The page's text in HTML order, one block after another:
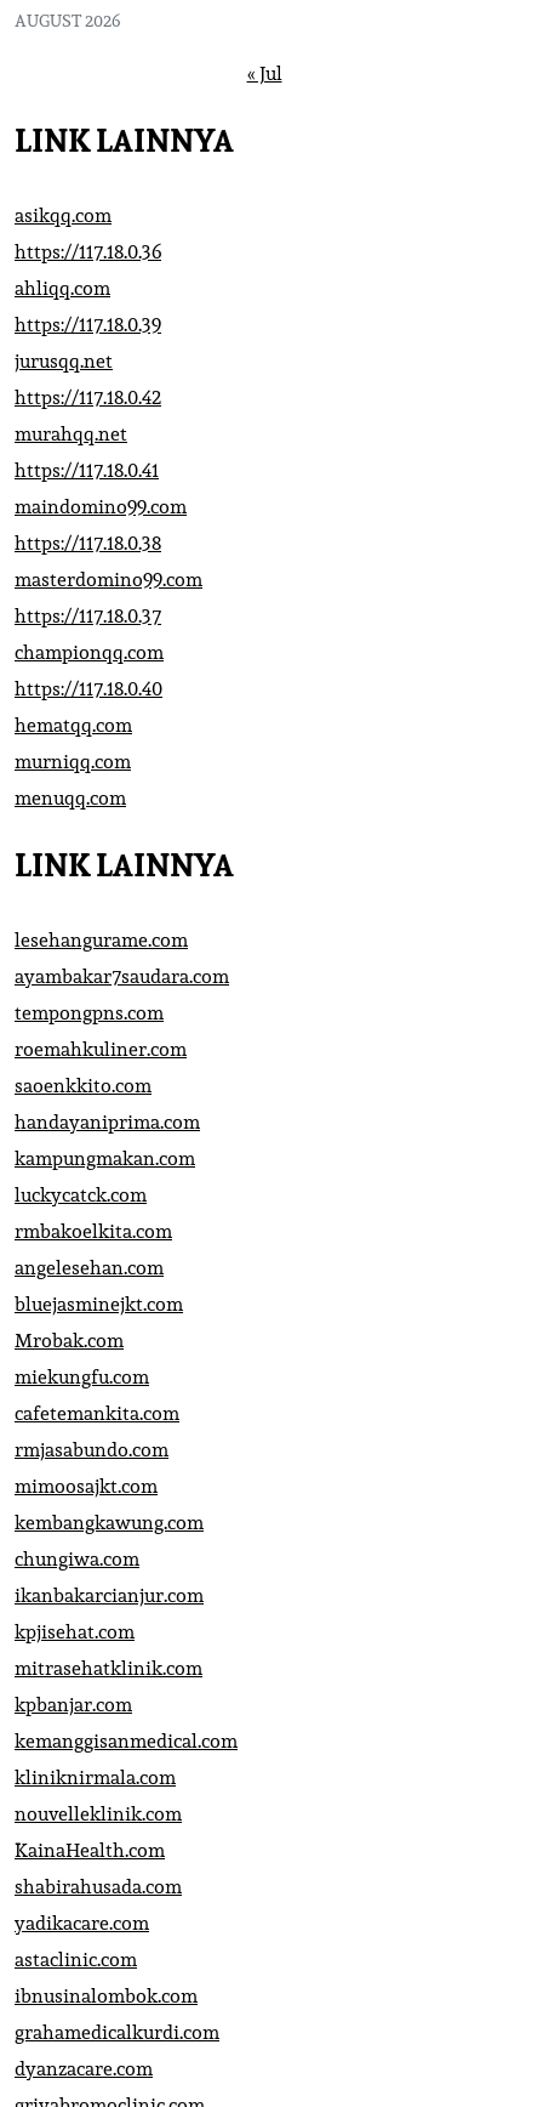
AUGUST 2026
« Jul
LINK LAINNYA
asikqq.com
https://117.18.0.36
ahliqq.com
https://117.18.0.39
jurusqq.net
https://117.18.0.42
murahqq.net
https://117.18.0.41
maindomino99.com
https://117.18.0.38
masterdomino99.com
https://117.18.0.37
championqq.com
https://117.18.0.40
hematqq.com
murniqq.com
menuqq.com
LINK LAINNYA
lesehangurame.com
ayambakar7saudara.com
tempongpns.com
roemahkuliner.com
saoenkkito.com
handayaniprima.com
kampungmakan.com
luckycatck.com
rmbakoelkita.com
angelesehan.com
bluejasminejkt.com
Mrobak.com
miekungfu.com
cafetemankita.com
rmjasabundo.com
mimoosajkt.com
kembangkawung.com
chungiwa.com
ikanbakarcianjur.com
kpjisehat.com
mitrasehatklinik.com
kpbanjar.com
kemanggisanmedical.com
kliniknirmala.com
nouvelleklinik.com
KainaHealth.com
shabirahusada.com
yadikacare.com
astaclinic.com
ibnusinalombok.com
grahamedicalkurdi.com
dyanzacare.com